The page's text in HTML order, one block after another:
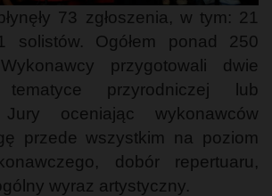
73 zgłoszenia, w tym: 21
solistów. Ogółem ponad 250
przygotowali dwie
przyrodniczej lub
Jury oceniając wykonawców
przede wszystkim na poziom
dobór repertuaru,
wyraz artystyczny.